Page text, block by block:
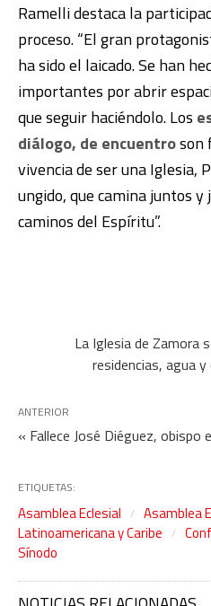
Ramelli destaca la
proceso. “El gran
ha sido el laicado. Se han
importantes por abrir
que seguir haciéndolo. Los
diálogo, de encuentroson
vivencia de ser una Iglesia,
ungido, que camina juntos
caminos del Espíritu”.
La Iglesia de Zamora
residencias, agua
ANTERIOR
« Fallece José Diéguez, obispo
ETIQUETAS:
Asamblea Eclesial
Asamblea
Latinoamericana y Caribe
Sínodo